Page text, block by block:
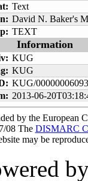
Text
David N. Baker's
TEXT
Information
KUG
KUG
KUG/
2013-06-
by the European
08 The DISMARC
may be